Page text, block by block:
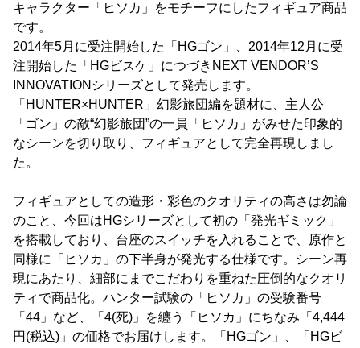
キャラクター「ヒソカ」をモチーフにしたフィギュア商品
です。
2014年5月に受注開始した「HGゴン」、2014年12月に受
注開始した「HGビスケ」につづきNEXT VENDOR’S
INNOVATIONシリーズとして発売します。
「HUNTER×HUNTER」幻影旅団編を題材に、主人公
「ゴン」の敵“幻影旅団”の一員「ヒソカ」がみせた印象的
なシーンを切り取り、フィギュアとして完全再現しまし
た。
フィギュアとしての造形・彩色のクオリティの高さは勿論
のこと、今回はHGシリーズとして初の「発光ギミック」
を搭載しており、台座のスイッチを入れることで、原作と
同様に「ヒソカ」の下半身が発光する仕様です。シーン再
現にあたり、細部にまでこだわりを重ねた圧倒的なクオリ
ティで商品化。ハンター試験の「ヒソカ」の受験番号
「44」など、「4(死)」を纏う「ヒソカ」にちなみ「4,444
円(税込)」の価格でお届けします。「HGゴン」、「HGビ